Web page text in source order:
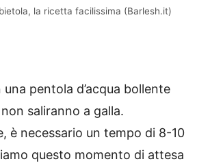
la ricetta facilissima (Barlesh.it)
una pentola d’acqua bollente
saliranno a galla.
è necessario un tempo di 8-10
questo momento di attesa